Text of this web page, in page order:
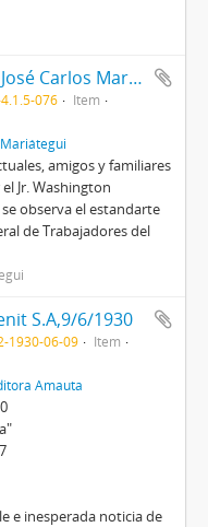
Cortejo Fúnebre de José Carlos Mariátegui con el estandarte de la CGTP
4.1.5-076
Item
Mariátegui
amigos y familiares
Jr. Washington
observa el estandarte
de Trabajadores del
S.A,9/6/1930
1930-06-09
Item
Amauta
e inesperada noticia de